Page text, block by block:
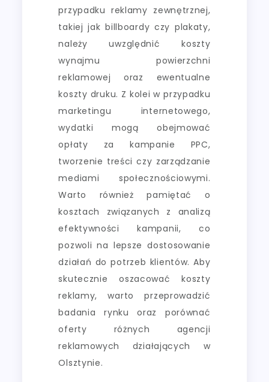
przypadku reklamy zewnętrznej,
takiej jak billboardy czy plakaty,
należy uwzględnić koszty
wynajmu powierzchni
reklamowej oraz ewentualne
koszty druku. Z kolei w przypadku
marketingu internetowego,
wydatki mogą obejmować
opłaty za kampanie PPC,
tworzenie treści czy zarządzanie
mediami społecznościowymi.
Warto również pamiętać o
kosztach związanych z analizą
efektywności kampanii, co
pozwoli na lepsze dostosowanie
działań do potrzeb klientów. Aby
skutecznie oszacować koszty
reklamy, warto przeprowadzić
badania rynku oraz porównać
oferty różnych agencji
reklamowych działających w
Olsztynie.